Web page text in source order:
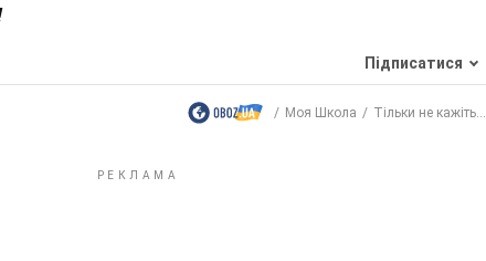
Підписатися
Моя Школа Тільки не кажіть...